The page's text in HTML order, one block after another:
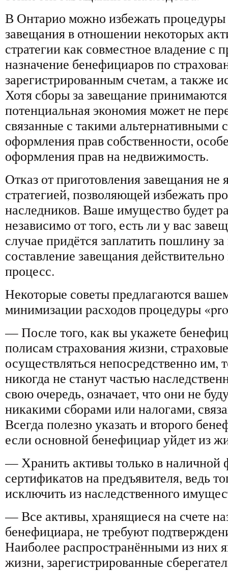
В Онтарио можно избежать
завещания в отношении некоторых
стратегии как совместное владение с
назначение бенефициаров по
зарегистрированным счетам, а также
Хотя сборы за завещание
потенциальная экономия может не
связанные с такими альтернативными
оформления прав собственности,
оформления прав на недвижимость.
Отказ от приготовления завещания не
стратегией, позволяющей избежать
наследников. Ваше имущество будет
независимо от того, есть ли у вас
случае придётся заплатить пошлину
составление завещания
процесс.
Некоторые советы предлагаются
минимизации расходов процедуры
— После того, как вы укажете
полисам страхования жизни,
осуществляться непосредственно им,
никогда не станут частью
свою очередь, означает, что они не
никакими сборами или налогами,
Всегда полезно указать и второго
если основной бенефициар уйдет из
— Хранить активы только в наличной
сертификатов на предъявителя, ведь
исключить из наследственного
— Все активы, хранящиеся на счете
бенефициара, не требуют
Наиболее распространёнными из них
жизни, зарегистрированные